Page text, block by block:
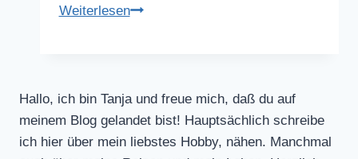
WeiterlesenSchürzenkleidchen
Hallo, ich bin Tanja und freue mich, daß du auf
meinem Blog gelandet bist! Hauptsächlich schreibe
ich hier über mein liebstes Hobby, nähen. Manchmal